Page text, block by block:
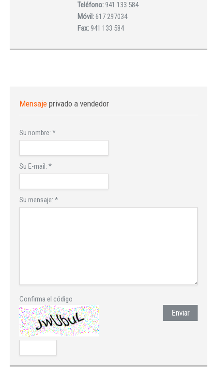
Teléfono:941 133 584
Móvil:617 297034
Fax:941 133 584
Mensaje privado a vendedor
Su nombre: *
Su E-mail: *
Su mensaje: *
Confirma el código
Enviar